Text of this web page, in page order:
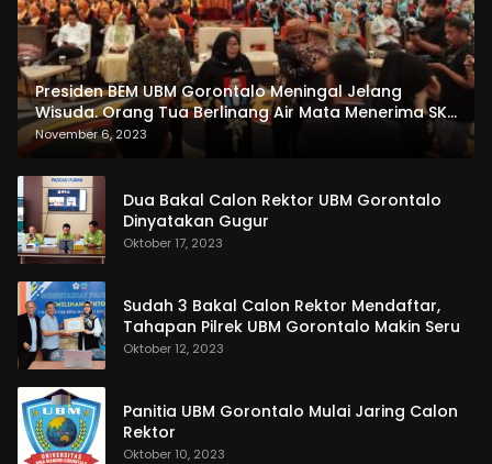
Presiden BEM UBM Gorontalo Meningal Jelang
Wisuda. Orang Tua Berlinang Air Mata Menerima SKL
dan Pemasangan Salempang
November 6, 2023
Dua Bakal Calon Rektor UBM Gorontalo
Dinyatakan Gugur
Oktober 17, 2023
Sudah 3 Bakal Calon Rektor Mendaftar,
Tahapan Pilrek UBM Gorontalo Makin Seru
Oktober 12, 2023
Panitia UBM Gorontalo Mulai Jaring Calon
Rektor
Oktober 10, 2023